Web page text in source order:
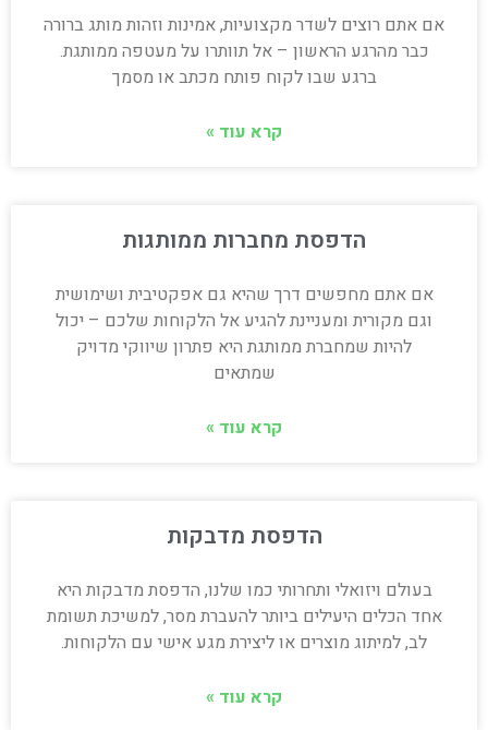
אם אתם רוצים לשדר מקצועיות, אמינות וזהות מותג ברורה
כבר מהרגע הראשון – אל תוותרו על מעטפה ממותגת.
ברגע שבו לקוח פותח מכתב או מסמך
קרא עוד »
הדפסת מחברות ממותגות
אם אתם מחפשים דרך שהיא גם אפקטיבית ושימושית
וגם מקורית ומעניינת להגיע אל הלקוחות שלכם – יכול
להיות שמחברת ממותגת היא פתרון שיווקי מדויק
שמתאים
קרא עוד »
הדפסת מדבקות
בעולם ויזואלי ותחרותי כמו שלנו, הדפסת מדבקות היא
אחד הכלים היעילים ביותר להעברת מסר, למשיכת תשומת
לב, למיתוג מוצרים או ליצירת מגע אישי עם הלקוחות.
קרא עוד »